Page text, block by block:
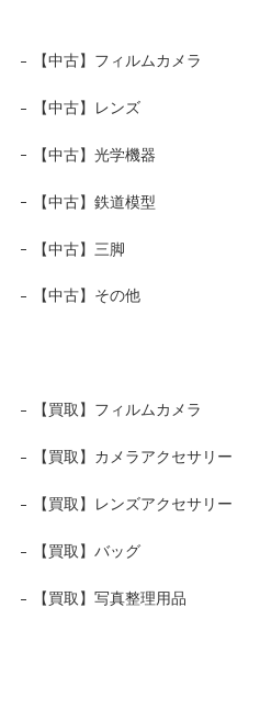
【中古】フィルムカメラ
【中古】レンズ
【中古】光学機器
【中古】鉄道模型
【中古】三脚
【中古】その他
【買取】フィルムカメラ
【買取】カメラアクセサリー
【買取】レンズアクセサリー
【買取】バッグ
【買取】写真整理用品